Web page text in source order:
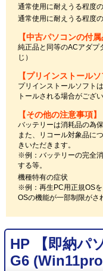
通常使用に耐えうる程度
通常使用に耐えうる程度
【中古パソコンの付属
純正品と同等のACアダプ
じ）
【プリインストール
プリインストールソフト
トールされる場合がござい
【その他の注意事項】
バッテリーは消耗品の為
また、リコール対象品に
きいただきます。
※例：バッテリーの完全
する等。
機種特有の症状
※例：再生PC用正規OS
OSの機能が一部制限がさ
HP 【即納パ
G6